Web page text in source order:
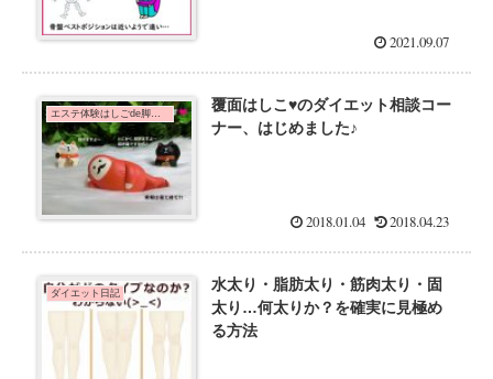
2021.09.07
エステ体験はしごde脚痩せダイエット！
覆面はしこ♥のダイエット相談コー
ナー、はじめました♪
2018.01.04 2018.04.23
ダイエット日記
水太り・脂肪太り・筋肉太り・固
太り…何太りか？を確実に見極め
る方法